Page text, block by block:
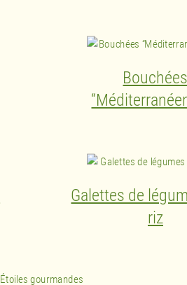
Bouchées
Galettes de
riz